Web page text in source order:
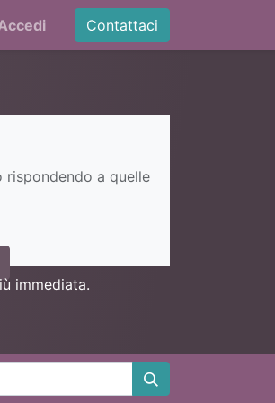
Contattaci
a quelle
immediata.